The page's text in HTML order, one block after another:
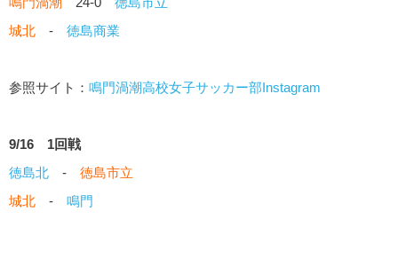
城北 - 徳島商業
参照サイト： 鳴門渦潮高校女子サッカー部Instagram
9/16 1回戦
徳島北 - 徳島市立
城北 - 鳴門